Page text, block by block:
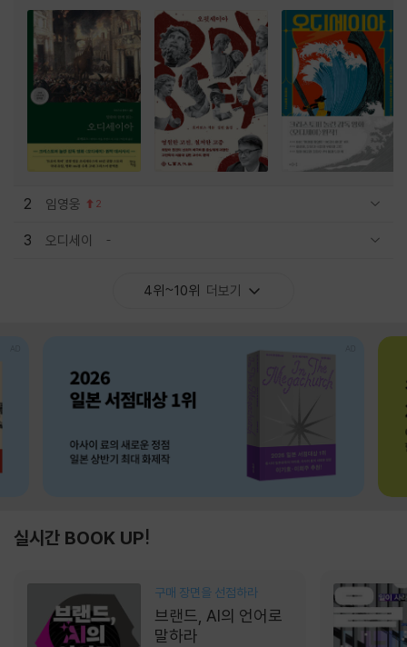
2 임영웅 2
3 오디세이
4위~10위 더보기
실시간 BOOK UP!
구매 장면을 선점하라
브랜드, AI의 언어로
말하라